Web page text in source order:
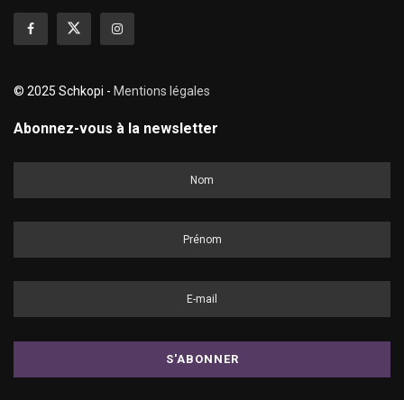
© 2025 Schkopi - Mentions légales
Abonnez-vous à la newsletter